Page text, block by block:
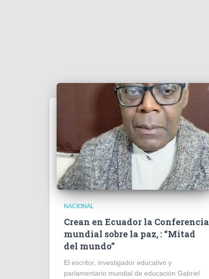
NACIONAL
Crean en Ecuador la Conferencia
mundial sobre la paz, : “Mitad
del mundo”
El escritor, investigador educativo y
parlamentario mundial de educación Gabriel